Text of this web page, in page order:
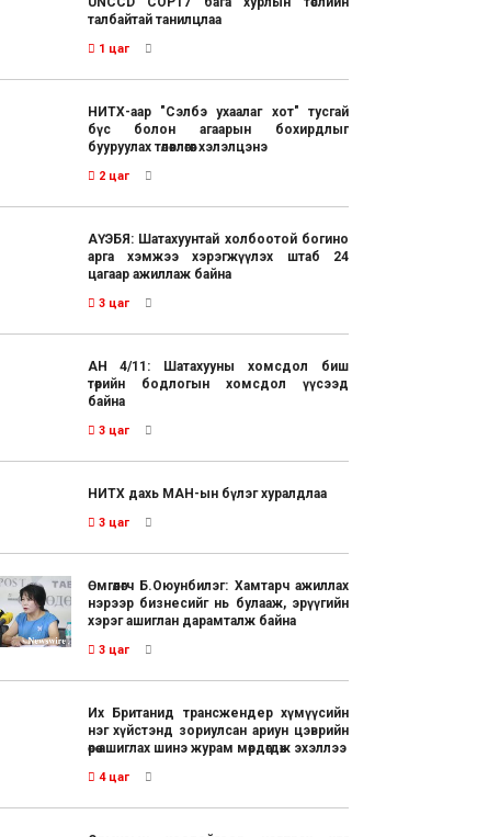
талбайтай танилцлаа
1 цаг
НИТХ-аар "Сэлбэ ухаалаг хот" тусгай
бүс болон агаарын бохирдлыг
бууруулах төлөвлөгөөг хэлэлцэнэ
2 цаг
АҮЭБЯ: Шатахуунтай холбоотой богино
арга хэмжээ хэрэгжүүлэх штаб 24
цагаар ажиллаж байна
3 цаг
АН 4/11: Шатахууны хомсдол биш
төрийн бодлогын хомсдол үүсээд
байна
3 цаг
НИТХ дахь МАН-ын бүлэг хуралдлаа
3 цаг
Өмгөөлөгч Б.Оюунбилэг: Хамтарч ажиллах
нэрээр бизнесийг нь булааж, эрүүгийн
хэрэг ашиглан дарамталж байна
3 цаг
Их Британид трансжендер хүмүүсийн
нэг хүйстэнд зориулсан ариун цэврийн
өрөө ашиглах шинэ журам мөрдөгдөж эхэллээ
4 цаг